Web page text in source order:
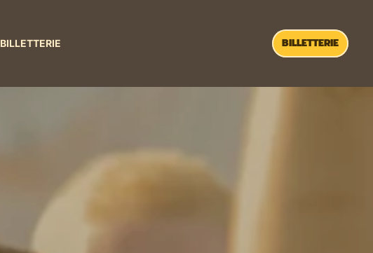
BILLETTERIE BILLETTERIE